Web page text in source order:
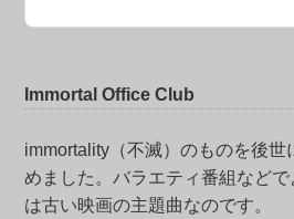
Immortal Office Club
immortality（不滅）のものを後世
めました。バラエティ番組など
は古い映画の主題曲なのです。